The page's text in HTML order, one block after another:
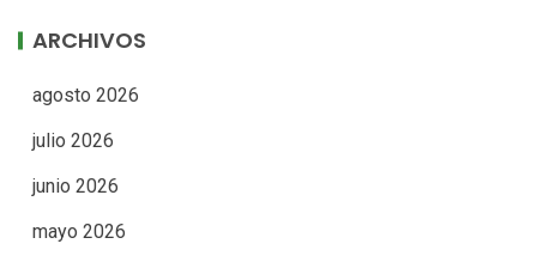
ARCHIVOS
agosto 2026
julio 2026
junio 2026
mayo 2026